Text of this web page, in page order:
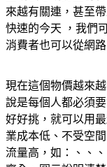
來越有關連，甚至
快速的今天 ，我們
消費者也可以從網
現在這個物價越來
說是每個人都必須
好好挑，就可以用
業成本低、不受空
流量高，如：、、